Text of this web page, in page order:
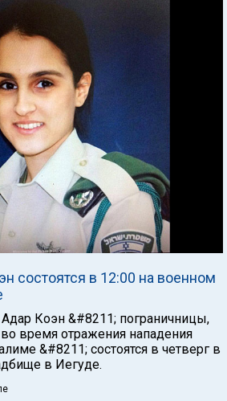
состоятся в 12:00 на военном
Коэн &#8211; пограничницы,
время отражения нападения
&#8211; состоятся в четверг в
в Иегуде.